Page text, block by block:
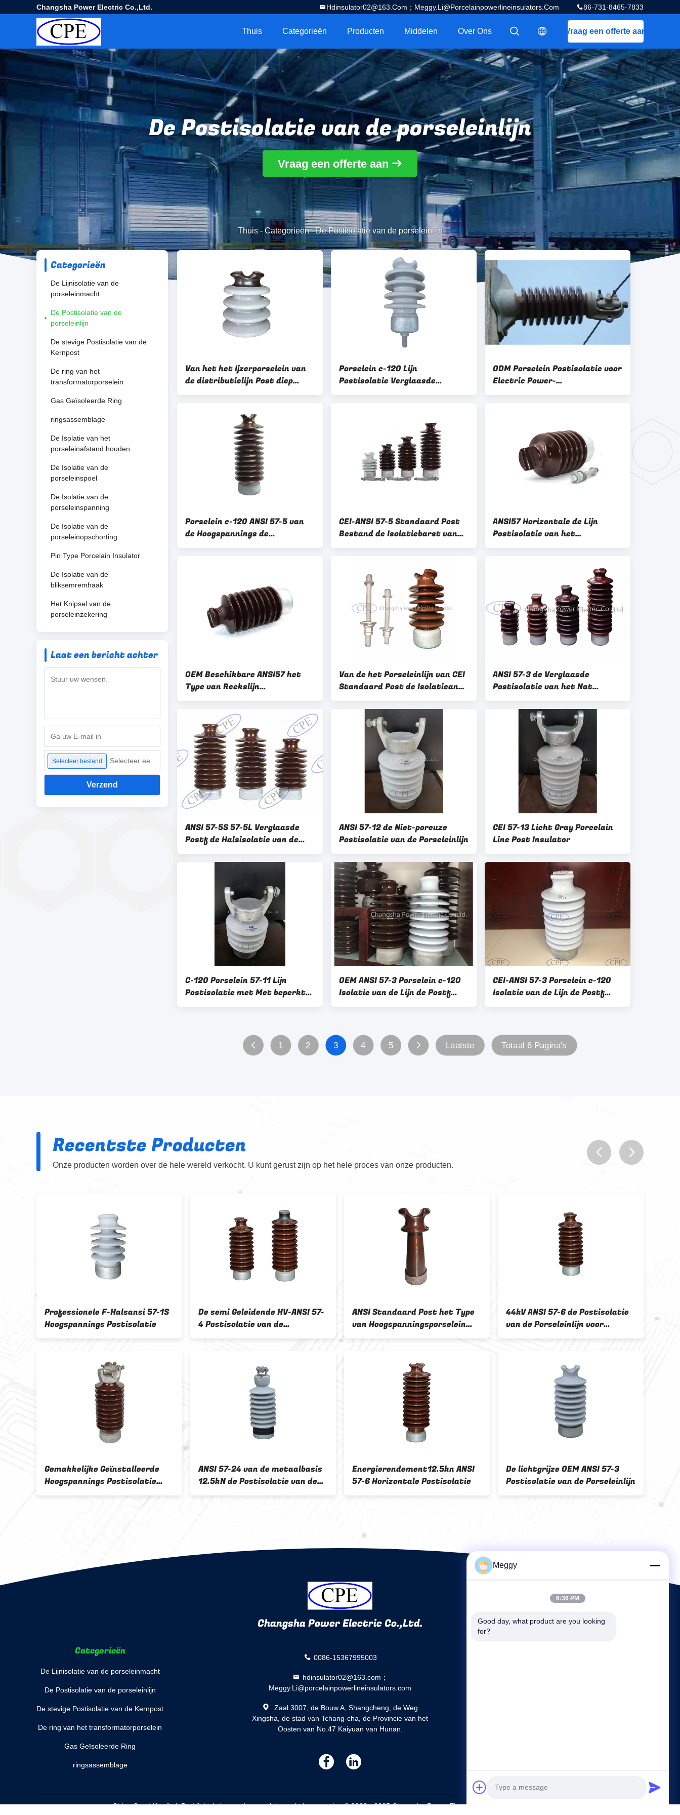
Changsha Power Electric Co.,Ltd. 86-731-8465-7833
Hdinsulator02@163.com；Meggy.Li@porcelainpowerlineinsulators.com
Vraag een offerte aan
描述
描述
Thuis Categorieën Producten Middelen Over Ons
De Postisolatie van de porseleinlijn
Vraag een offerte aan
Thuis- Categorieën-De Postisolatie van de porseleinlijn
Categorieën
De Lijnisolatie van de
porseleinmacht
De Postisolatie van de
porseleinlijn
De stevige Postisolatie van de
Kernpost
De ring van het
transformatorporselein
Gas Geïsoleerde Ring
ringsassemblage
De Isolatie van het
porseleinafstand houden
De Isolatie van de
porseleinspoel
De Isolatie van de
porseleinspanning
De Isolatie van de
porseleinopschorting
Pin Type Porcelain Insulator
De Isolatie van de
bliksemremhaak
Het Knipsel van de
porseleinzekering
Laat een bericht achter
Selecteer bestand
Verzend
Van het het Ijzerporselein van
de distributielijn Post diep
Gegalvaniseerd de Isolatie Heet
Porselein c-120 Lijn
Postisolatie Verglaasde
Oppervlakte M20 M24
ODM Porselein Postisolatie voor
Electric Power-
Transmissiedistributie
Porselein c-120 ANSI 57-5 van
de Hoogspannings de
Postisolatie Norm van CEI
CEI-ANSI 57-5 Standaard Post
Bestand de Isolatiebarst van
de Porseleinlijn
ANSI57 Horizontale de Lijn
Postisolatie van het
reeksporselein
OEM Beschikbare ANSI57 het
Type van Reekslijn
Postporseleinisolatie
Verglaasde F Hals
Van de het Porseleinlijn van CEI
Standaard Post de Isolatieansi
57-2Short 57-snakt
ANSI 57-3 de Verglaasde
Postisolatie van het Nat
procédéporselein
ANSI 57-5S 57-5L Verglaasde
Postf de Halsisolatie van de
Porseleinlijn
ANSI 57-12 de Niet-poreuze
Postisolatie van de Porseleinlijn
CEI 57-13 Licht Gray Porcelain
Line Post Insulator
C-120 Porselein 57-11 Lijn
Postisolatie met Met beperkte
verliezen
OEM ANSI 57-3 Porselein c-120
Isolatie van de Lijn de Postf
Hals
CEI-ANSI 57-3 Porselein c-120
Isolatie van de Lijn de Postf
Hals
1 2 3 4 5 Laatste Totaal 6 Pagina's
Recentste Producten
Onze producten worden over de hele wereld verkocht. U kunt gerust zijn op het hele proces van onze producten.
Professionele F-Halsansi 57-1S
Hoogspannings Postisolatie
De semi Geleidende HV-ANSI 57-
4 Postisolatie van de
Porseleinlijn
ANSI Standaard Post het Type
van Hoogspanningsporselein
Isolatie
44kV ANSI 57-6 de Postisolatie
van de Porseleinlijn voor
Distributie
Gemakkelijke Geïnstalleerde
Hoogspannings Postisolatie
ANSI 57-24 van de metaalbasis
12.5kN de Postisolatie van de
Porseleinlijn
Energierendement12.5kn ANSI
57-6 Horizontale Postisolatie
De lichtgrijze OEM ANSI 57-3
Postisolatie van de Porseleinlijn
Changsha Power Electric Co.,Ltd.
Categorieën
De Lijnisolatie van de porseleinmacht
De Postisolatie van de porseleinlijn
De stevige Postisolatie van de Kernpost
De ring van het transformatorporselein
Gas Geïsoleerde Ring
ringsassemblage
0086-15367995003
hdinsulator02@163.com；
Meggy.Li@porcelainpowerlineinsulators.com
Zaal 3007, de Bouw A, Shangcheng, de Weg
Xingsha, de stad van Tchang-cha, de Provincie van het
Oosten van No.47 Kaiyuan van Hunan.
述
述
China Goed Kwaliteit De Lijnisolatie van de porseleinmacht Leverancier. © 2020 - 2025 Changsha Power Electric Co.,Ltd.. All Rights Reserved.
Meggy
6:36 PM
Good day, what product are you looking
for?